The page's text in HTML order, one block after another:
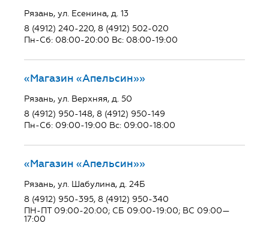
Рязань, ул. Есенина, д. 13
8 (4912) 240-220, 8 (4912) 502-020
Пн-Сб: 08:00-20:00 Вс: 08:00-19:00
«Магазин «Апельсин»»
Рязань, ул. Верхняя, д. 50
8 (4912) 950-148, 8 (4912) 950-149
Пн-Сб: 09:00-19:00 Вс: 09:00-18:00
«Магазин «Апельсин»»
Рязань, ул. Шабулина, д. 24Б
8 (4912) 950-395, 8 (4912) 950-340
ПН-ПТ 09:00-20:00; СБ 09:00-19:00; ВС 09:00—
17:00